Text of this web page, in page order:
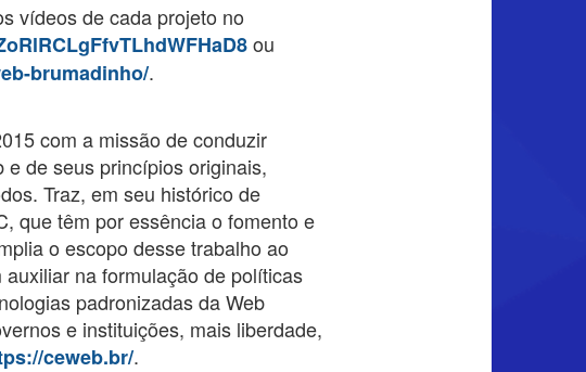
vídeos de cada projeto no
ou
brumadinho/.
com a missão de conduzir
de seus princípios originais,
Traz, em seu histórico de
que têm por essência o fomento e
o escopo desse trabalho ao
na formulação de políticas
padronizadas da Web
e instituições, mais liberdade,
ceweb.br/.